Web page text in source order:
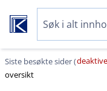
Siste besøkte sider (
oversikt